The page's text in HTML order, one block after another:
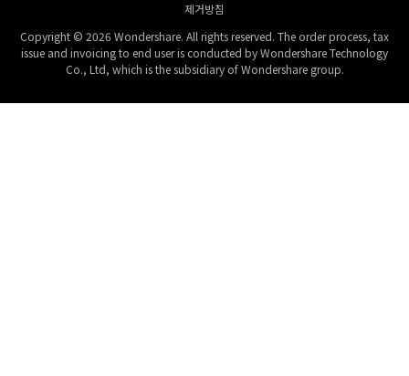
제거방침
Copyright © 2026 Wondershare. All rights reserved. The order process, tax
issue and invoicing to end user is conducted by Wondershare Technology
Co., Ltd, which is the subsidiary of Wondershare group.